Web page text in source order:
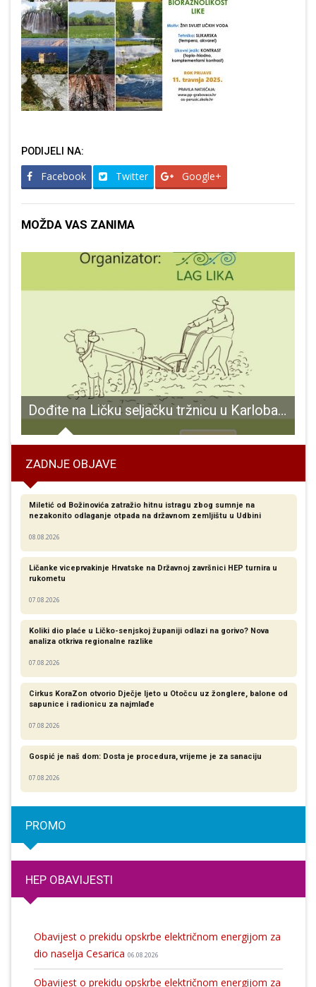
PODIJELI NA:
Facebook Twitter Google+
MOŽDA VAS ZANIMA
Dođite na Ličku seljačku tržnicu u Karlobag 2. i 9. kolovoza
ZADNJE OBJAVE
Miletić od Božinovića zatražio hitnu istragu zbog sumnje na
nezakonito odlaganje otpada na državnom zemljištu u Udbini
08.08.2026
Ličanke viceprvakinje Hrvatske na Državnoj završnici HEP turnira u
rukometu
07.08.2026
Koliki dio plaće u Ličko-senjskoj županiji odlazi na gorivo? Nova
analiza otkriva regionalne razlike​
07.08.2026
Cirkus KoraZon otvorio Dječje ljeto u Otočcu uz žonglere, balone od
sapunice i radionicu za najmlađe
07.08.2026
Gospić je naš dom: Dosta je procedura, vrijeme je za sanaciju
07.08.2026
PROMO
HEP OBAVIJESTI
Obavijest o prekidu opskrbe električnom energijom za
dio naselja Cesarica 06.08.2026
Obavijest o prekidu opskrbe električnom energijom za